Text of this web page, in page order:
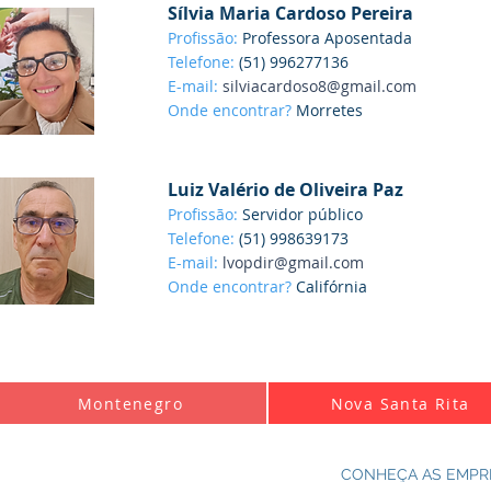
Sílvia Maria Cardoso Pereira
Profissão: Professora Aposentada
Telefone: (51) 996277136
E-mail: silviacardoso8@gmail.com
Onde encontrar? Morretes
Luiz Valério de Oliveira Paz
Profissão: Servidor público
Telefone: (51) 998639173
E-mail: lvopdir@gmail.com
Onde encontrar? Califórnia
Montenegro Nova Santa Rita
CONHEÇA AS